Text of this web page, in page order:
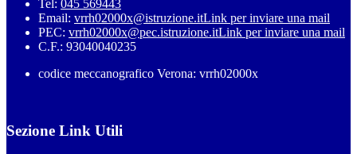
Tel: 045 569443
Email: vrrh02000x@istruzione.itLink per inviare una mail
PEC: vrrh02000x@pec.istruzione.itLink per inviare una mail
C.F.: 93040040235
codice meccanografico Verona: vrrh02000x
Sezione Link Utili